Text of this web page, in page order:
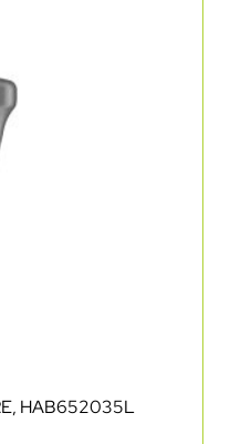
HAB652035L